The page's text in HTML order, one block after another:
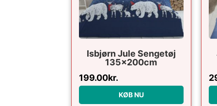
Isbjørn Jule Sengetøj
135x200cm
199.00kr.
KØB NU